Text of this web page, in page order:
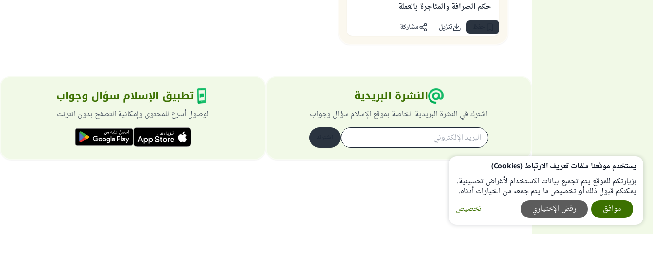
حكم الصرافة والمتاجرة بالعملة
تنزيل مشاركة
النشرة البريدية
اشترك في النشرة البريدية الخاصة بموقع الإسلام سؤال وجواب
تطبيق الإسلام سؤال وجواب
لوصول أسرع للمحتوى وإمكانية التصفح بدون انترنت
يستخدم موقعنا ملفات تعريف الارتباط (Cookies)
بزيارتكم للموقع يتم تجميع بيانات الاستخدام لأغراض تحسينية.
يمكنكم قبول ذلك أو تخصيص ما يتم جمعه من الخيارات أدناه.
تخصيص
رفض الإختياري موافق